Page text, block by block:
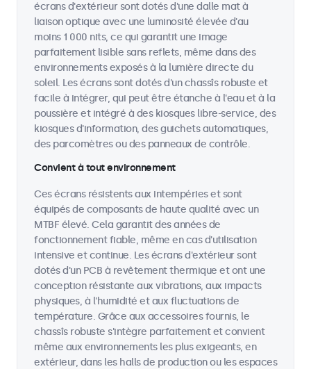
écrans d'extérieur sont dotés d'une dalle mat à
liaison optique avec une luminosité élevée d'au
moins 1 000 nits, ce qui garantit une image
parfaitement lisible sans reflets, même dans des
environnements exposés à la lumière directe du
soleil. Les écrans sont dotés d'un chassîs robuste et
facile à intégrer, qui peut être étanche à l'eau et à la
poussière et intégré à des kiosques libre-service, des
kiosques d'information, des guichets automatiques,
des parcomètres ou des panneaux de contrôle.
Convient à tout environnement
Ces écrans résistents aux intempéries et sont
équipés de composants de haute qualité avec un
MTBF élevé. Cela garantit des années de
fonctionnement fiable, même en cas d'utilisation
intensive et continue. Les écrans d'extérieur sont
dotés d'un PCB à revêtement thermique et ont une
conception résistante aux vibrations, aux impacts
physiques, à l'humidité et aux fluctuations de
température. Grâce aux accessoires fournis, le
chassîs robuste s'intègre parfaitement et convient
même aux environnements les plus exigeants, en
extérieur, dans les halls de production ou les espaces